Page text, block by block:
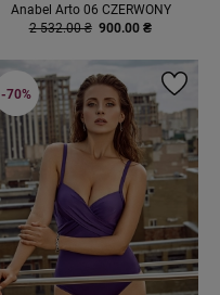
Anabel Arto 06 CZERWONY
2 532.00 ₴ 900.00 ₴
-70%